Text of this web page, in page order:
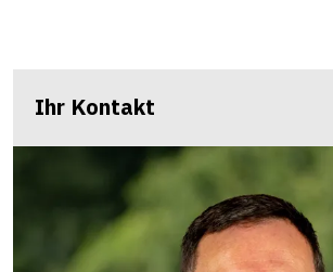
Ihr Kontakt